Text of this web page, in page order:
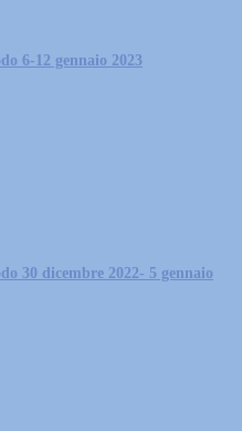
6-12 gennaio 2023
30 dicembre 2022- 5 gennaio